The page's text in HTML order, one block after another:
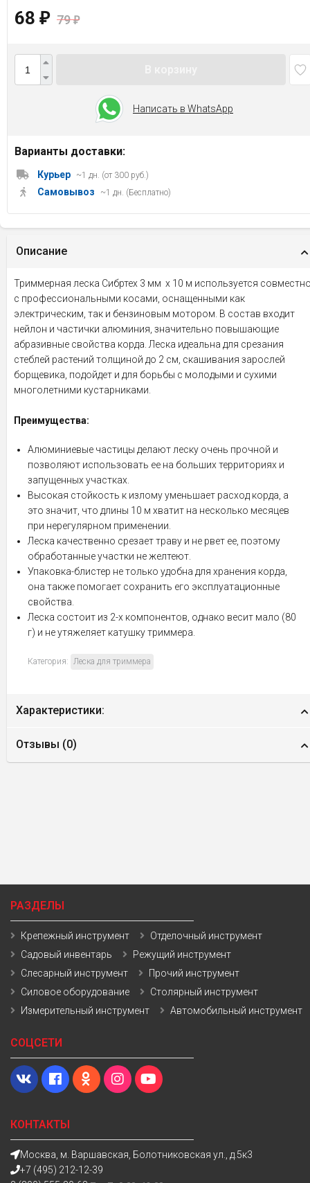
68 ₽ 79₽
Написать в WhatsApp
Варианты доставки:
Курьер ~1 дн. (от 300 руб.)
Самовывоз ~1 дн. (Бесплатно)
Описание
Триммерная леска Сибртех 3 мм х 10 м используется
с профессиональными косами, оснащенными как
электрическим, так и бензиновым мотором. В состав входит
нейлон и частички алюминия, значительно повышающие
абразивные свойства корда. Леска идеальна для срезания
стеблей растений толщиной до 2 см, скашивания зарослей
борщевика, подойдет и для борьбы с молодыми и сухими
многолетними кустарниками.
Преимущества:
Алюминиевые частицы делают леску очень прочной и
позволяют использовать ее на больших территориях и
запущенных участках.
Высокая стойкость к излому уменьшает расход корда, а
это значит, что длины 10 м хватит на несколько месяцев
при нерегулярном применении.
Леска качественно срезает траву и не рвет ее, поэтому
обработанные участки не желтеют.
Упаковка-блистер не только удобна для хранения корда,
она также помогает сохранить его эксплуатационные
свойства.
Леска состоит из 2-х компонентов, однако весит мало (80
г) и не утяжеляет катушку триммера.
Категория: Леска для триммера
Характеристики:
Отзывы (0)
КОНТАКТЫ
Москва, м. Варшавская, Болотниковская ул., д.5к3
+7 (495) 212-12-39
РАЗДЕЛЫ
Крепежный инструмент
Отделочный инструмент
Садовый инвентарь
Режущий инструмент
Слесарный инструмент
Прочий инструмент
Силовое оборудование
Столярный инструмент
Измерительный инструмент
Автомобильный инструмент
СОЦСЕТИ